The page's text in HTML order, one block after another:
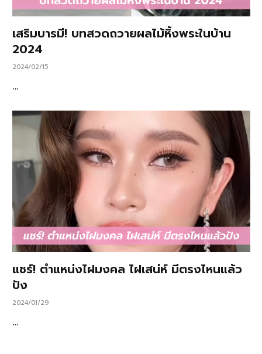
เสริมบารมี! บทสวดถวายผลไม้หิ้งพระในบ้าน
2024
2024/02/15
…
แชร์! ตำแหน่งไฝมงคล ไฝเสน่ห์ มีตรงไหนแล้ว
ปัง
2024/01/29
…